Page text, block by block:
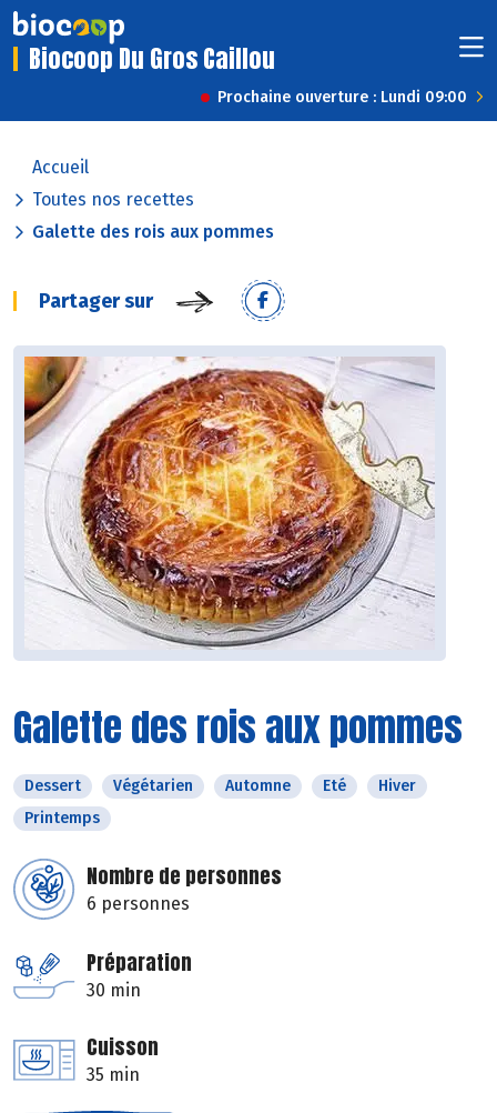
Biocoop Du Gros Caillou
Prochaine ouverture : Lundi 09:00
Accueil
Toutes nos recettes
Galette des rois aux pommes
Partager sur
Galette des rois aux pommes
Dessert Végétarien Automne Eté
Hiver
Printemps
Nombre de personnes
6 personnes
Préparation
30 min
Cuisson
35 min